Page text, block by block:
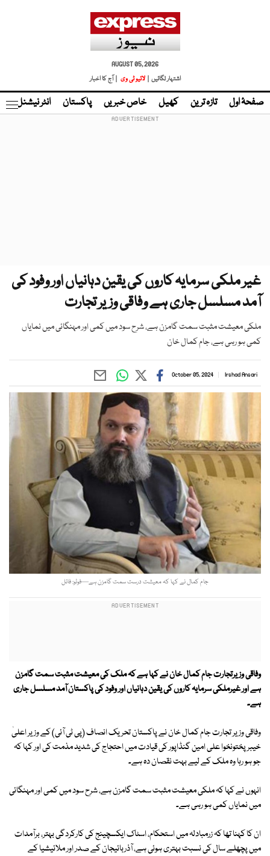
AUGUST 05, 2026
اشتہار لگائیں |
لائیو ٹی وی | آج کا اخبار
صفحۂ اول تازہ ترین کھیل خاص خبریں پاکستان انٹر نیشنل
غیر ملکی سرمایہ کاروں کی یقین دہانیاں اور وفود کی
آمد مسلسل جاری ہے وفاقی وزیر تجارت
ملکی معیشت مثبت سمت گامزن ہے، شرح سود میں کمی اور مہنگائی میں نمایاں
کمی ہو رہی ہے، جام کمال خان
Irshad Ansari
October 05, 2024
جام کمال نے کہا کہ معیشت درست سمت گامزن ہے—فوٹو: فائل
وفاقی وزیرتجارت جام کمال خان نے کہا ہے کہ ملک کی معیشت مثبت سمت گامزن
ہے اور غیرملکی سرمایہ کاروں کی یقین دہانیاں اور وفود کی پاکستان آمد مسلسل جاری
ہے۔
وفاقی وزیر تجارت جام کمال خان نے پاکستان تحریک انصاف (پی ٹی آئی) کے وزیر اعلیٰ
خیبر پختونخوا علی امین گنڈاپور کی قیادت میں احتجاج کی شدید مذمت کی اور کہا کہ
جو ہو رہا وہ ملک کے لیے بہت نقصان دہ ہے۔
انہوں نے کہا کہ ملکی معیشت مثبت سمت گامزن ہے، شرح سود میں کمی اور مہنگائی
میں نمایاں کمی ہو رہی ہے۔
ان کا کہنا تھا کہ زرمبادلہ میں استحکام، اسٹاک ایکسچینج کی کارکردگی بہتر، برآمدات
میں پچھلے سال کی نسبت بہتری ہوئی ہے، آذربائیجان کے صدر اور ملائیشیا کے